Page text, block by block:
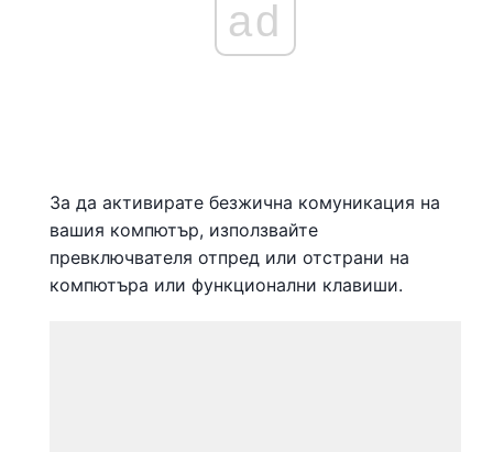
ad
За да активирате безжична комуникация на
вашия компютър, използвайте
превключвателя отпред или отстрани на
компютъра или функционални клавиши.